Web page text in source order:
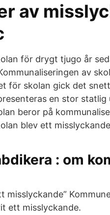
av
för drygt tjugo år
av
för skolan gick det
en stor
beror på
blev ett
: om
misslyckande”
ett misslyckande.